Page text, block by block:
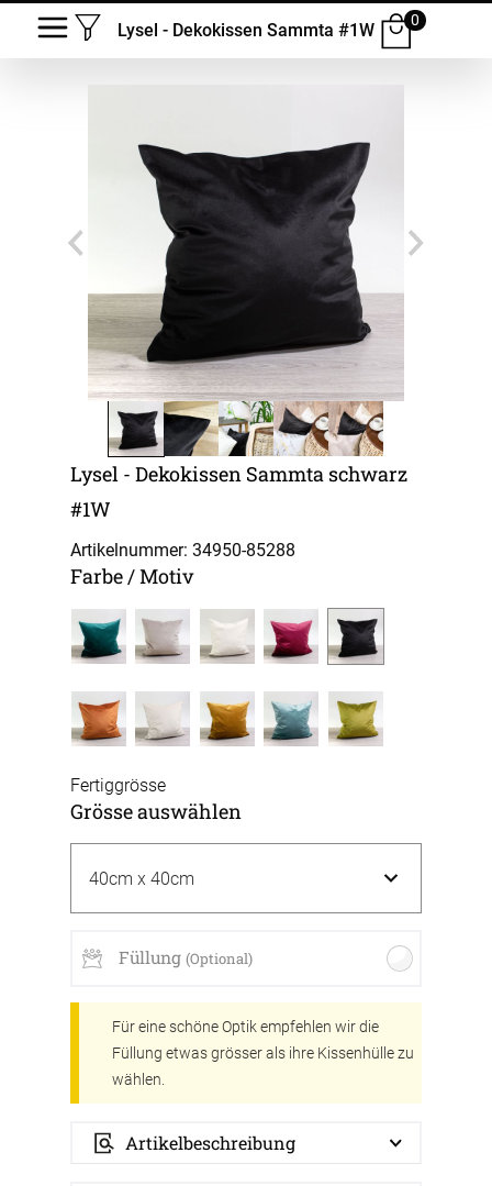
Lysel - Dekokissen Sammta #1W
0
Lysel - Dekokissen Sammta schwarz
#1W
Artikelnummer: 34950-85288
Farbe / Motiv
Fertiggrösse
Grösse auswählen
Füllung (Optional)
Für eine schöne Optik empfehlen wir die
Füllung etwas grösser als ihre Kissenhülle zu
wählen.
Artikelbeschreibung